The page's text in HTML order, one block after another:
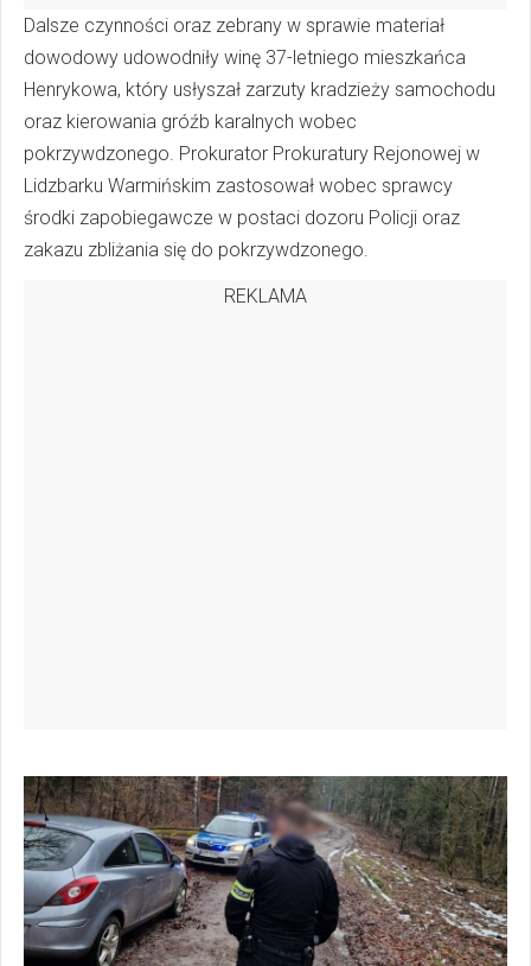
Dalsze czynności oraz zebrany w sprawie materiał
dowodowy udowodniły winę 37-letniego mieszkańca
Henrykowa, który usłyszał zarzuty kradzieży samochodu
oraz kierowania gróźb karalnych wobec
pokrzywdzonego. Prokurator Prokuratury Rejonowej w
Lidzbarku Warmińskim zastosował wobec sprawcy
środki zapobiegawcze w postaci dozoru Policji oraz
zakazu zbliżania się do pokrzywdzonego.
REKLAMA